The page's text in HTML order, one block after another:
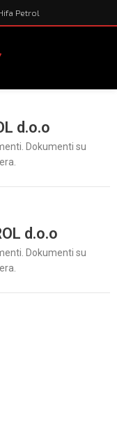
Petrol
d.o.o
Dokumenti su
d.o.o
Dokumenti su